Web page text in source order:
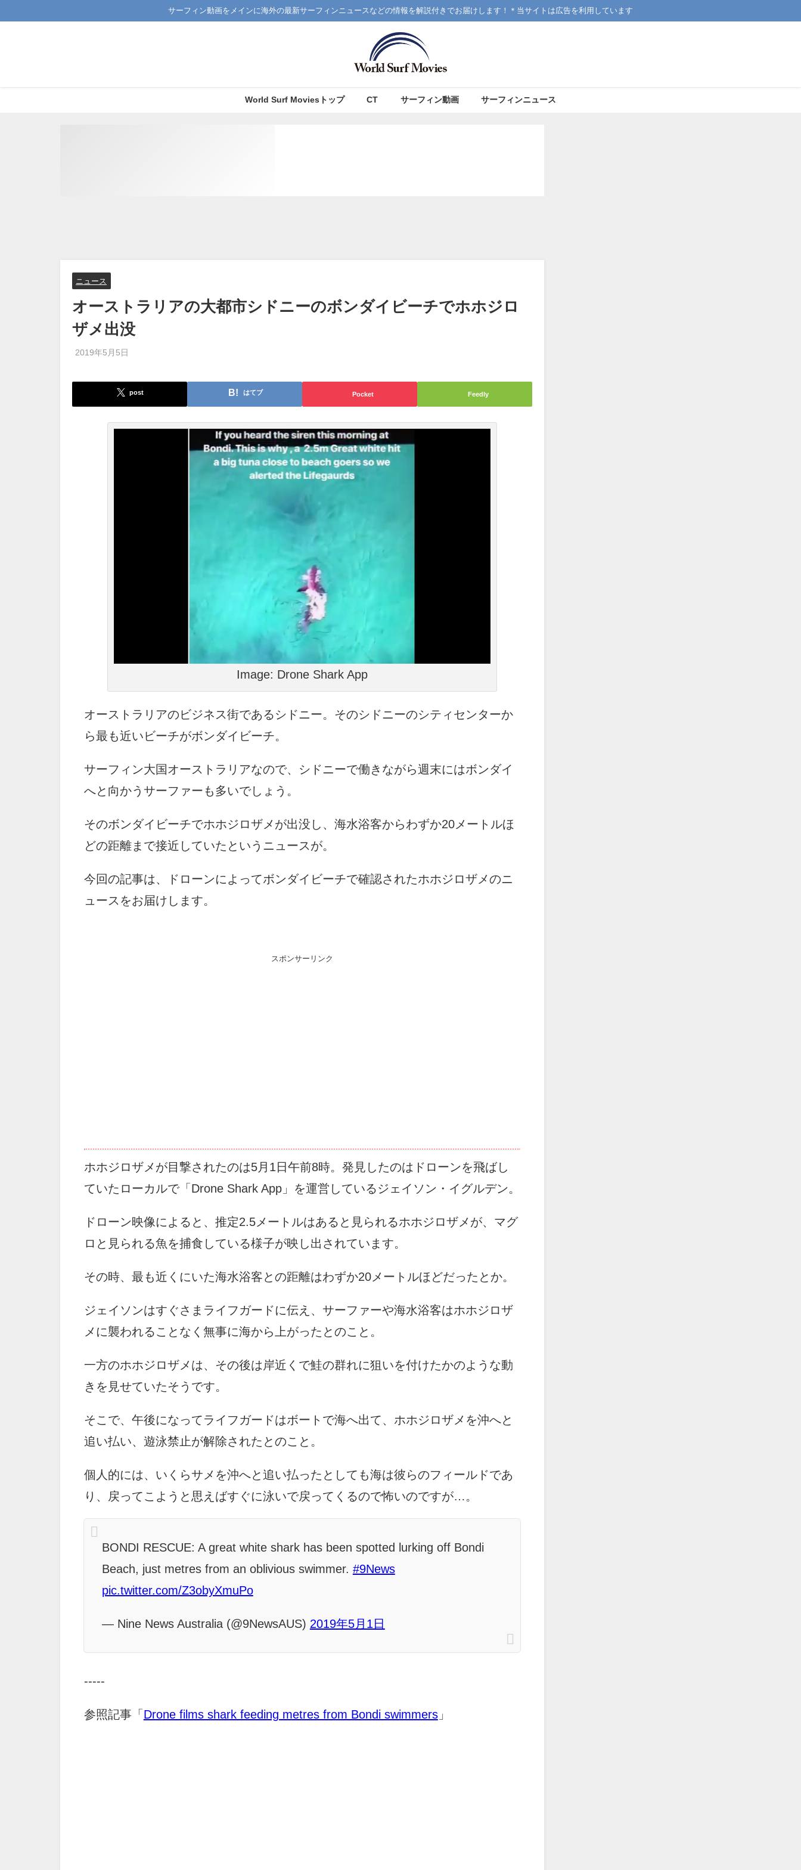
サーフィン動画をメインに海外の最新サーフィンニュースなどの情報を解説付きでお届けします！＊当サイトは広告を利用しています
World Surf Moviesトップ CT サーフィン動画 サーフィンニュース
ニュース
オーストラリアの大都市シドニーのボンダイビーチでホホジロ
ザメ出没
2019年5月5日
post はてブ Pocket Feedly
Image: Drone Shark App
オーストラリアのビジネス街であるシドニー。そのシドニーのシティセンターか
ら最も近いビーチがボンダイビーチ。
サーフィン大国オーストラリアなので、シドニーで働きながら週末にはボンダイ
へと向かうサーファーも多いでしょう。
そのボンダイビーチでホホジロザメが出没し、海水浴客からわずか20メートルほ
どの距離まで接近していたというニュースが。
今回の記事は、ドローンによってボンダイビーチで確認されたホホジロザメのニ
ュースをお届けします。
スポンサーリンク
ホホジロザメが目撃されたのは5月1日午前8時。発見したのはドローンを飛ばし
ていたローカルで「Drone Shark App」を運営しているジェイソン・イグルデン。
ドローン映像によると、推定2.5メートルはあると見られるホホジロザメが、マグ
ロと見られる魚を捕食している様子が映し出されています。
その時、最も近くにいた海水浴客との距離はわずか20メートルほどだったとか。
ジェイソンはすぐさまライフガードに伝え、サーファーや海水浴客はホホジロザ
メに襲われることなく無事に海から上がったとのこと。
一方のホホジロザメは、その後は岸近くで鮭の群れに狙いを付けたかのような動
きを見せていたそうです。
そこで、午後になってライフガードはボートで海へ出て、ホホジロザメを沖へと
追い払い、遊泳禁止が解除されたとのこと。
個人的には、いくらサメを沖へと追い払ったとしても海は彼らのフィールドであ
り、戻ってこようと思えばすぐに泳いで戻ってくるので怖いのですが…。
BONDI RESCUE: A great white shark has been spotted lurking off Bondi
Beach, just metres from an oblivious swimmer. #9News
pic.twitter.com/Z3obyXmuPo
— Nine News Australia (@9NewsAUS) 2019年5月1日
-----
参照記事「 Drone films shark feeding metres from Bondi swimmers」